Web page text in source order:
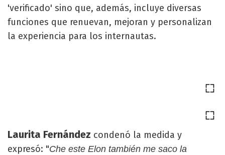
'verificado' sino que, además, incluye diversas
funciones que renuevan, mejoran y personalizan
la experiencia para los internautas.
Laurita Fernández condenó la medida y
expresó: "Che este Elon también me saco la